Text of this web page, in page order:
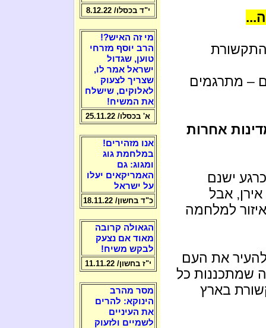
– מתרגמים
אחרות
ישנם
אבל
למלחמה
את העם
שמתכננות כל
בארץ
י"ד בכסלו/ 8.12.22
מי זה האיש?!
הרב יוסף מזרחי
טוען, שגדול
ישראל אמר לו,
שצריך לצעוק
לאלוקים, שישלח
את המשיח!
א' בכסלו/ 25.11.22
אנו מזהירים!
במלחמת גוג
ומגוג: גם
האמריקאים יעלו
על ישראל
כ"ד בחשון/ 18.11.22
הגאולה קרובה
מאוד אם נצעק
לבקש משיח!
י"ז בחשון/ 11.11.22
מסר מהרב
הינוקא: להרים
את העיניים
לשמיים ולזעוק